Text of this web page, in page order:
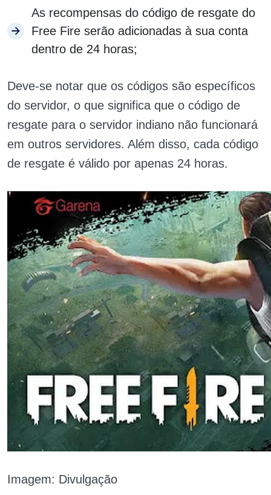
As recompensas do código de resgate do
Free Fire serão adicionadas à sua conta
dentro de 24 horas;
Deve-se notar que os códigos são específicos
do servidor, o que significa que o código de
resgate para o servidor indiano não funcionará
em outros servidores. Além disso, cada código
de resgate é válido por apenas 24 horas.
Imagem: Divulgação